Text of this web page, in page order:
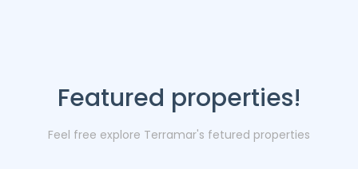
Featured properties!
Feel free explore Terramar's fetured properties